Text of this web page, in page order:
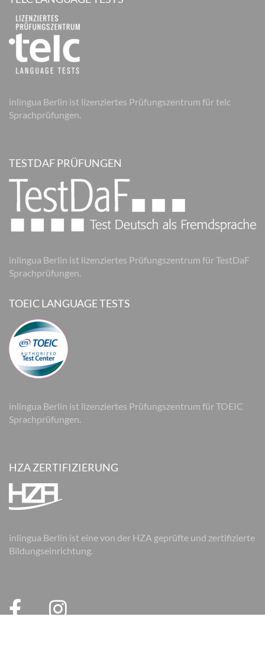
inlingua Berlin ist lizenziertes Prüfungszentrum für telc
Sprachprüfungen.
TESTDAF PRÜFUNGEN
inlingua Berlin ist lizenziertes Prüfungszentrum für TestDaF
Sprachprüfungen.
TOEIC LANGUAGE TESTS
inlingua Berlin ist lizenziertes Prüfungszentrum für TOEIC
Sprachprüfungen.
HZA ZERTIFIZIERUNG
inlingua Berlin ist eine von der HZA geprüfte und zertifizierte
Bildungseinrichtung.